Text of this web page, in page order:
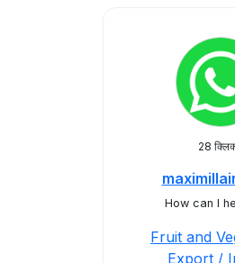
28
How can I
Fruit and
Export /